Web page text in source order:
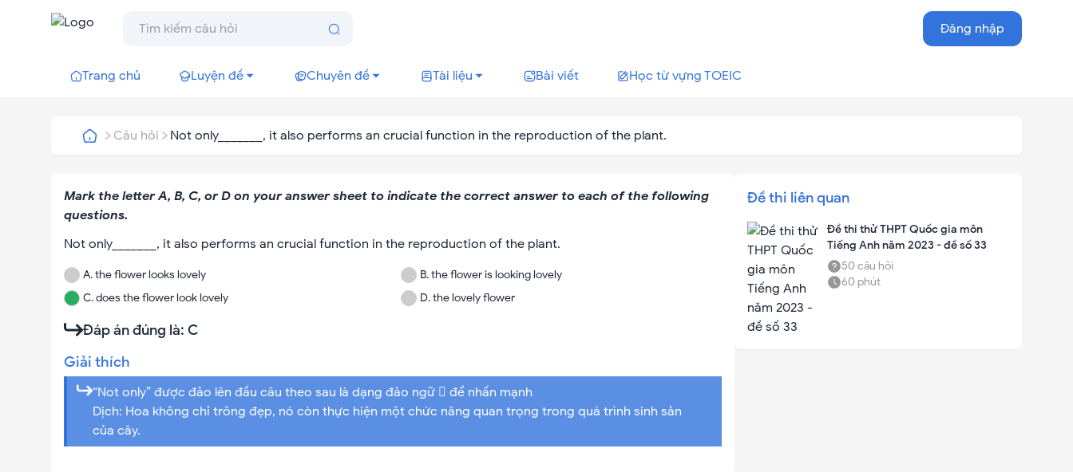
Đăng nhập
Trang chủ Luyện đề Chuyên đề Tài liệu Bài viết Học từ vựng TOEIC
Câu hỏi Not only_______, it also performs an crucial function in the reproduction of the plant.
Mark the letter A, B, C, or D on your answer sheet to indicate the correct answer to each of the following
questions.
Not only_______, it also performs an crucial function in the reproduction of the plant.
A.the flower looks lovely B.the flower is looking lovely
C.does the flower look lovely D.the lovely flower
Đáp án đúng là: C
Giải thích
“Not only” được đảo lên đầu câu theo sau là dạng đảo ngữ  để nhấn mạnh
Dịch: Hoa không chỉ trông đẹp, nó còn thực hiện một chức năng quan trọng trong quá trình sinh sản
của cây.
Đề thi liên quan
Đề thi thử THPT Quốc gia môn
Tiếng Anh năm 2023 - đề số 33
50câu hỏi
60 phút